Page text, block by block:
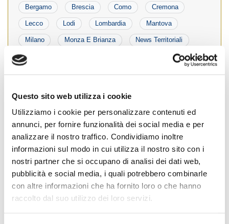
Questo sito web utilizza i cookie
Utilizziamo i cookie per personalizzare contenuti ed
annunci, per fornire funzionalità dei social media e per
analizzare il nostro traffico. Condividiamo inoltre
informazioni sul modo in cui utilizza il nostro sito con i
nostri partner che si occupano di analisi dei dati web,
pubblicità e social media, i quali potrebbero combinarle
con altre informazioni che ha fornito loro o che hanno
raccolto dal suo utilizzo dei loro servizi.
Bergamo Brescia Como Cremona
Lecco Lodi Lombardia Mantova
Milano Monza E Brianza News Territoriali
Pavia
#formazione #Lombardia
Luca Simioni eletto Presidente di Fiaip
Lombardia
Posted on 14 Dicembre 2021byUfficio Stampa